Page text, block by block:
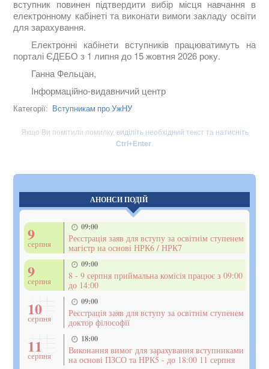
вступник повинен підтвердити вибір місця навчання в
електронному кабінеті та виконати вимоги закладу освіти
для зарахування.
Електронні кабінети вступників працюватимуть на
порталі ЄДЕБО з 1 липня до 15 жовтня 2026 року.
Ганна Фельцан,
Інформаційно-видавничий центр
Категорії: Вступникам про УжНУ
Якщо Ви помітили помилку, виділіть необхідний текст та натисніть
Ctrl+Enter
АНОНСИ ПОДІЙ
9
серпня
09:00
Реєстрація заяв для вступу за освітнім ступенем
магістр на основі НРК6 / НРК7
9
серпня
09:00
8 - 9 серпня приймальна комісія працює з 09:00
до 14:00
10
серпня
09:00
Реєстрація заяв для вступу за освітнім ступенем
доктор філософії
11
серпня
18:00
Виконання вимог для зарахування вступниками
на основі ПЗСО та НРК5 - до 18:00 11 серпня